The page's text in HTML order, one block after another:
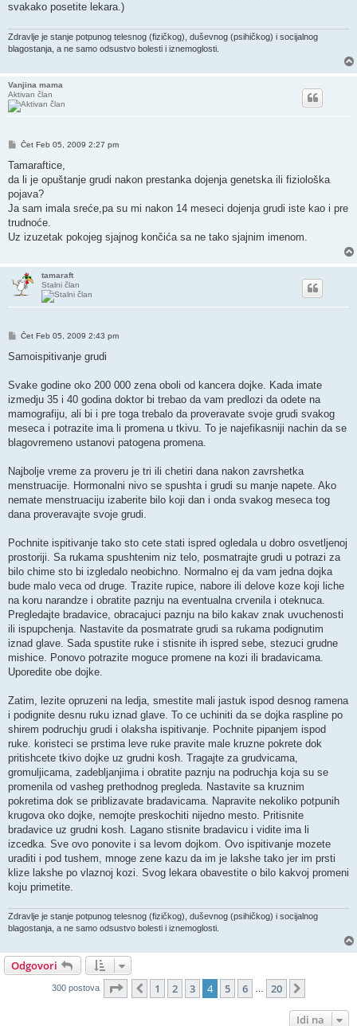
svakako posetite lekara.)
Zdravlje je stanje potpunog telesnog (fizičkog), duševnog (psihičkog) i socijalnog
blagostanja, a ne samo odsustvo bolesti i iznemoglosti.
Vanjina mama
Aktivan član
Post
Čet Feb 05, 2009 2:27 pm
Tamaraftice,
da li je opuštanje grudi nakon prestanka dojenja genetska ili fiziološka
pojava?
Ja sam imala sreće,pa su mi nakon 14 meseci dojenja grudi iste kao i pre
trudnoće.
Uz izuzetak pokojeg sjajnog končića sa ne tako sjajnim imenom.
tamaraft
Stalni član
Post
Čet Feb 05, 2009 2:43 pm
Samoispitivanje grudi
Svake godine oko 200 000 zena oboli od kancera dojke. Kada imate
izmedju 35 i 40 godina doktor bi trebao da vam predlozi da odete na
mamografiju, ali bi i pre toga trebalo da proveravate svoje grudi svakog
meseca i potrazite ima li promena u tkivu. To je najefikasniji nachin da se
blagovremeno ustanovi patogena promena.
Najbolje vreme za proveru je tri ili chetiri dana nakon zavrshetka
menstruacije. Hormonalni nivo se spushta i grudi su manje napete. Ako
nemate menstruaciju izaberite bilo koji dan i onda svakog meseca tog
dana proveravajte svoje grudi.
Pochnite ispitivanje tako sto cete stati ispred ogledala u dobro osvetljenoj
prostoriji. Sa rukama spushtenim niz telo, posmatrajte grudi u potrazi za
bilo chime sto bi izgledalo neobichno. Normalno ej da vam jedna dojka
bude malo veca od druge. Trazite rupice, nabore ili delove koze koji liche
na koru narandze i obratite paznju na eventualna crvenila i oteknuca.
Pregledajte bradavice, obracajuci paznju na bilo kakav znak uvuchenosti
ili ispupchenja. Nastavite da posmatrate grudi sa rukama podignutim
iznad glave. Sada spustite ruke i stisnite ih ispred sebe, stezuci grudne
mishice. Ponovo potrazite moguce promene na kozi ili bradavicama.
Uporedite obe dojke.
Zatim, lezite opruzeni na ledja, smestite mali jastuk ispod desnog ramena
i podignite desnu ruku iznad glave. To ce uchiniti da se dojka raspline po
shirem podruchju grudi i olaksha ispitivanje. Pochnite pipanjem ispod
ruke. koristeci se prstima leve ruke pravite male kruzne pokrete dok
pritishcete tkivo dojke uz grudni kosh. Tragajte za grudvicama,
gromuljicama, zadebljanjima i obratite paznju na podruchja koja su se
promenila od vasheg prethodnog pregleda. Nastavite sa kruznim
pokretima dok se priblizavate bradavicama. Napravite nekoliko potpunih
krugova oko dojke, nemojte preskochiti nijedno mesto. Pritisnite
bradavice uz grudni kosh. Lagano stisnite bradavicu i vidite ima li
izcedka. Sve ovo ponovite i sa levom dojkom. Ovo ispitivanje mozete
uraditi i pod tushem, mnoge zene kazu da im je lakshe tako jer im prsti
klize lakshe po vlaznoj kozi. Svog lekara obavestite o bilo kakvoj promeni
koju primetite.
Zdravlje je stanje potpunog telesnog (fizičkog), duševnog (psihičkog) i socijalnog
blagostanja, a ne samo odsustvo bolesti i iznemoglosti.
Odgovori
300 postova Stranica 4od20
Prethodni
1 2 3 4 5 6 … 20
Idi na